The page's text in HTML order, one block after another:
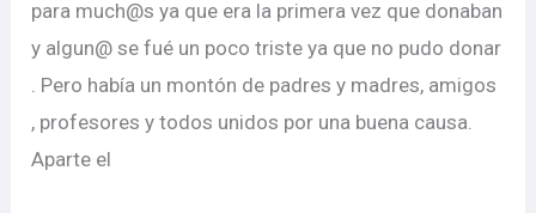
para much@s ya que era la primera vez que donaban
y algun@ se fué un poco triste ya que no pudo donar
. Pero había un montón de padres y madres, amigos
, profesores y todos unidos por una buena causa.
Aparte el